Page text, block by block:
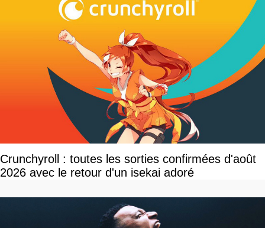
Crunchyroll : toutes les sorties confirmées d'août
2026 avec le retour d'un isekai adoré